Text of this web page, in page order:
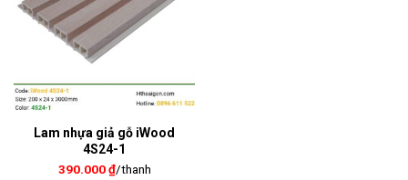
Lam nhựa giả gỗ iWood
4S24-1
390.000₫/thanh